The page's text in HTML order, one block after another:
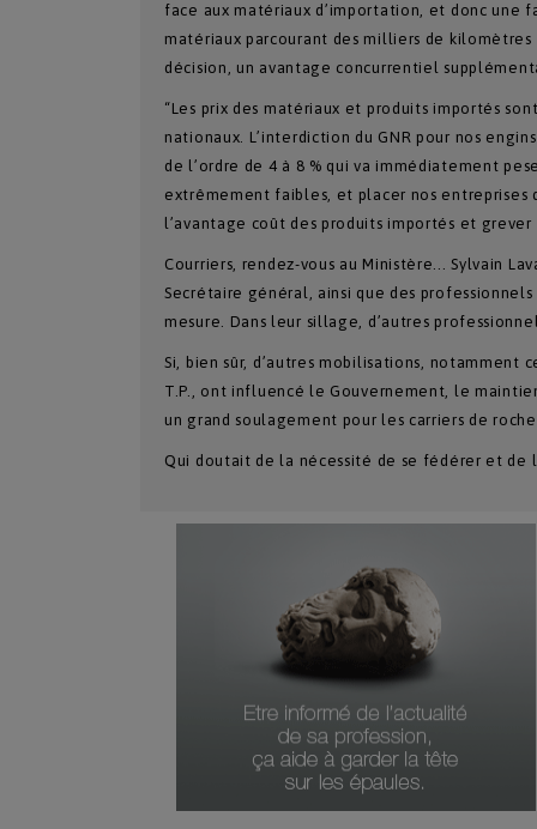
face aux matériaux d’importation, et donc une
matériaux parcourant des milliers de
décision, un avantage concurrentiel
“Les prix des matériaux et produits importés
nationaux. L’interdiction du GNR pour nos
de l’ordre de 4 à 8 % qui va immédiatement
extrêmement faibles, et placer nos entreprises
l’avantage coût des produits importés et
Courriers, rendez-vous au Ministère... Sylvain
Secrétaire général, ainsi que des
mesure. Dans leur sillage, d’autres
Si, bien sûr, d’autres mobilisations,
T.P., ont influencé le Gouvernement, le
un grand soulagement pour les carriers de
Qui doutait de la nécessité de se fédérer et de
Numéro Du Produit
Type De Produit
Genre Du Produit